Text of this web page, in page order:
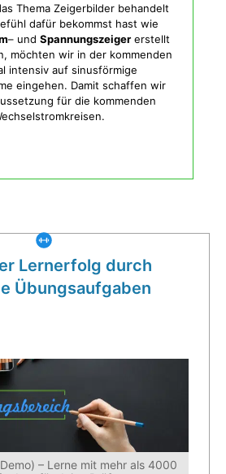
Thema Zeigerbilder behandelt
dafür bekommst hast wie
– und Spannungszeiger erstellt
möchten wir in der kommenden
intensiv auf sinusförmige
eingehen. Damit schaffen wir
für die kommenden
Lernerfolg durch
Übungsaufgaben
– Lerne mit mehr als 4000